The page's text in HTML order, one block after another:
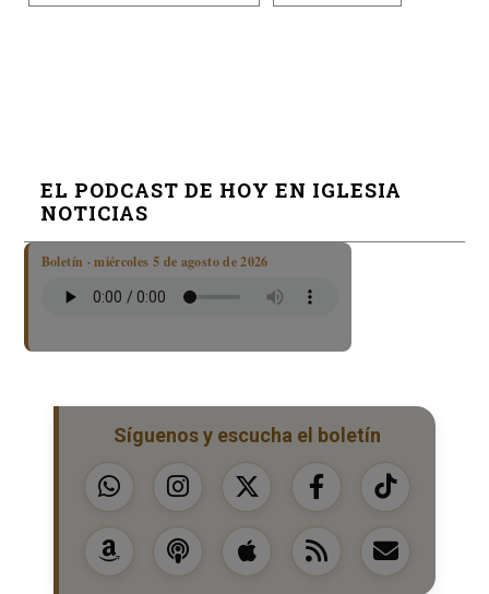
EL PODCAST DE HOY EN IGLESIA
NOTICIAS
Boletín · miércoles 5 de agosto de 2026
Síguenos y escucha el boletín